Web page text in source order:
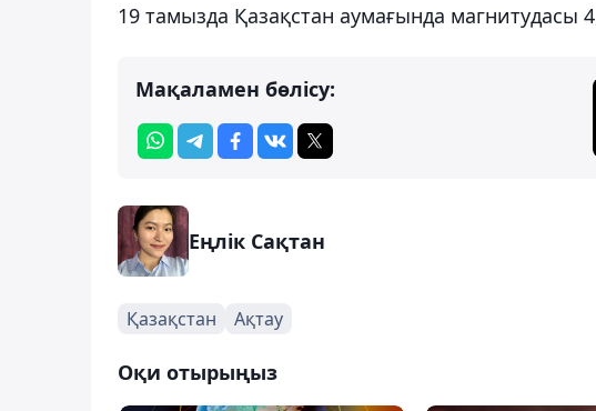
19 тамызда Қазақстан аумағында магнитудасы
Мақаламен бөлісу:
Еңлік Сақтан
Қазақстан Ақтау
Оқи отырыңыз